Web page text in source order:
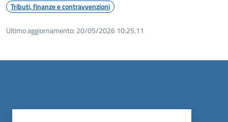
Tributi, finanze e contravvenzioni
Ultimo aggiornamento: 20/05/2026 10:25.11